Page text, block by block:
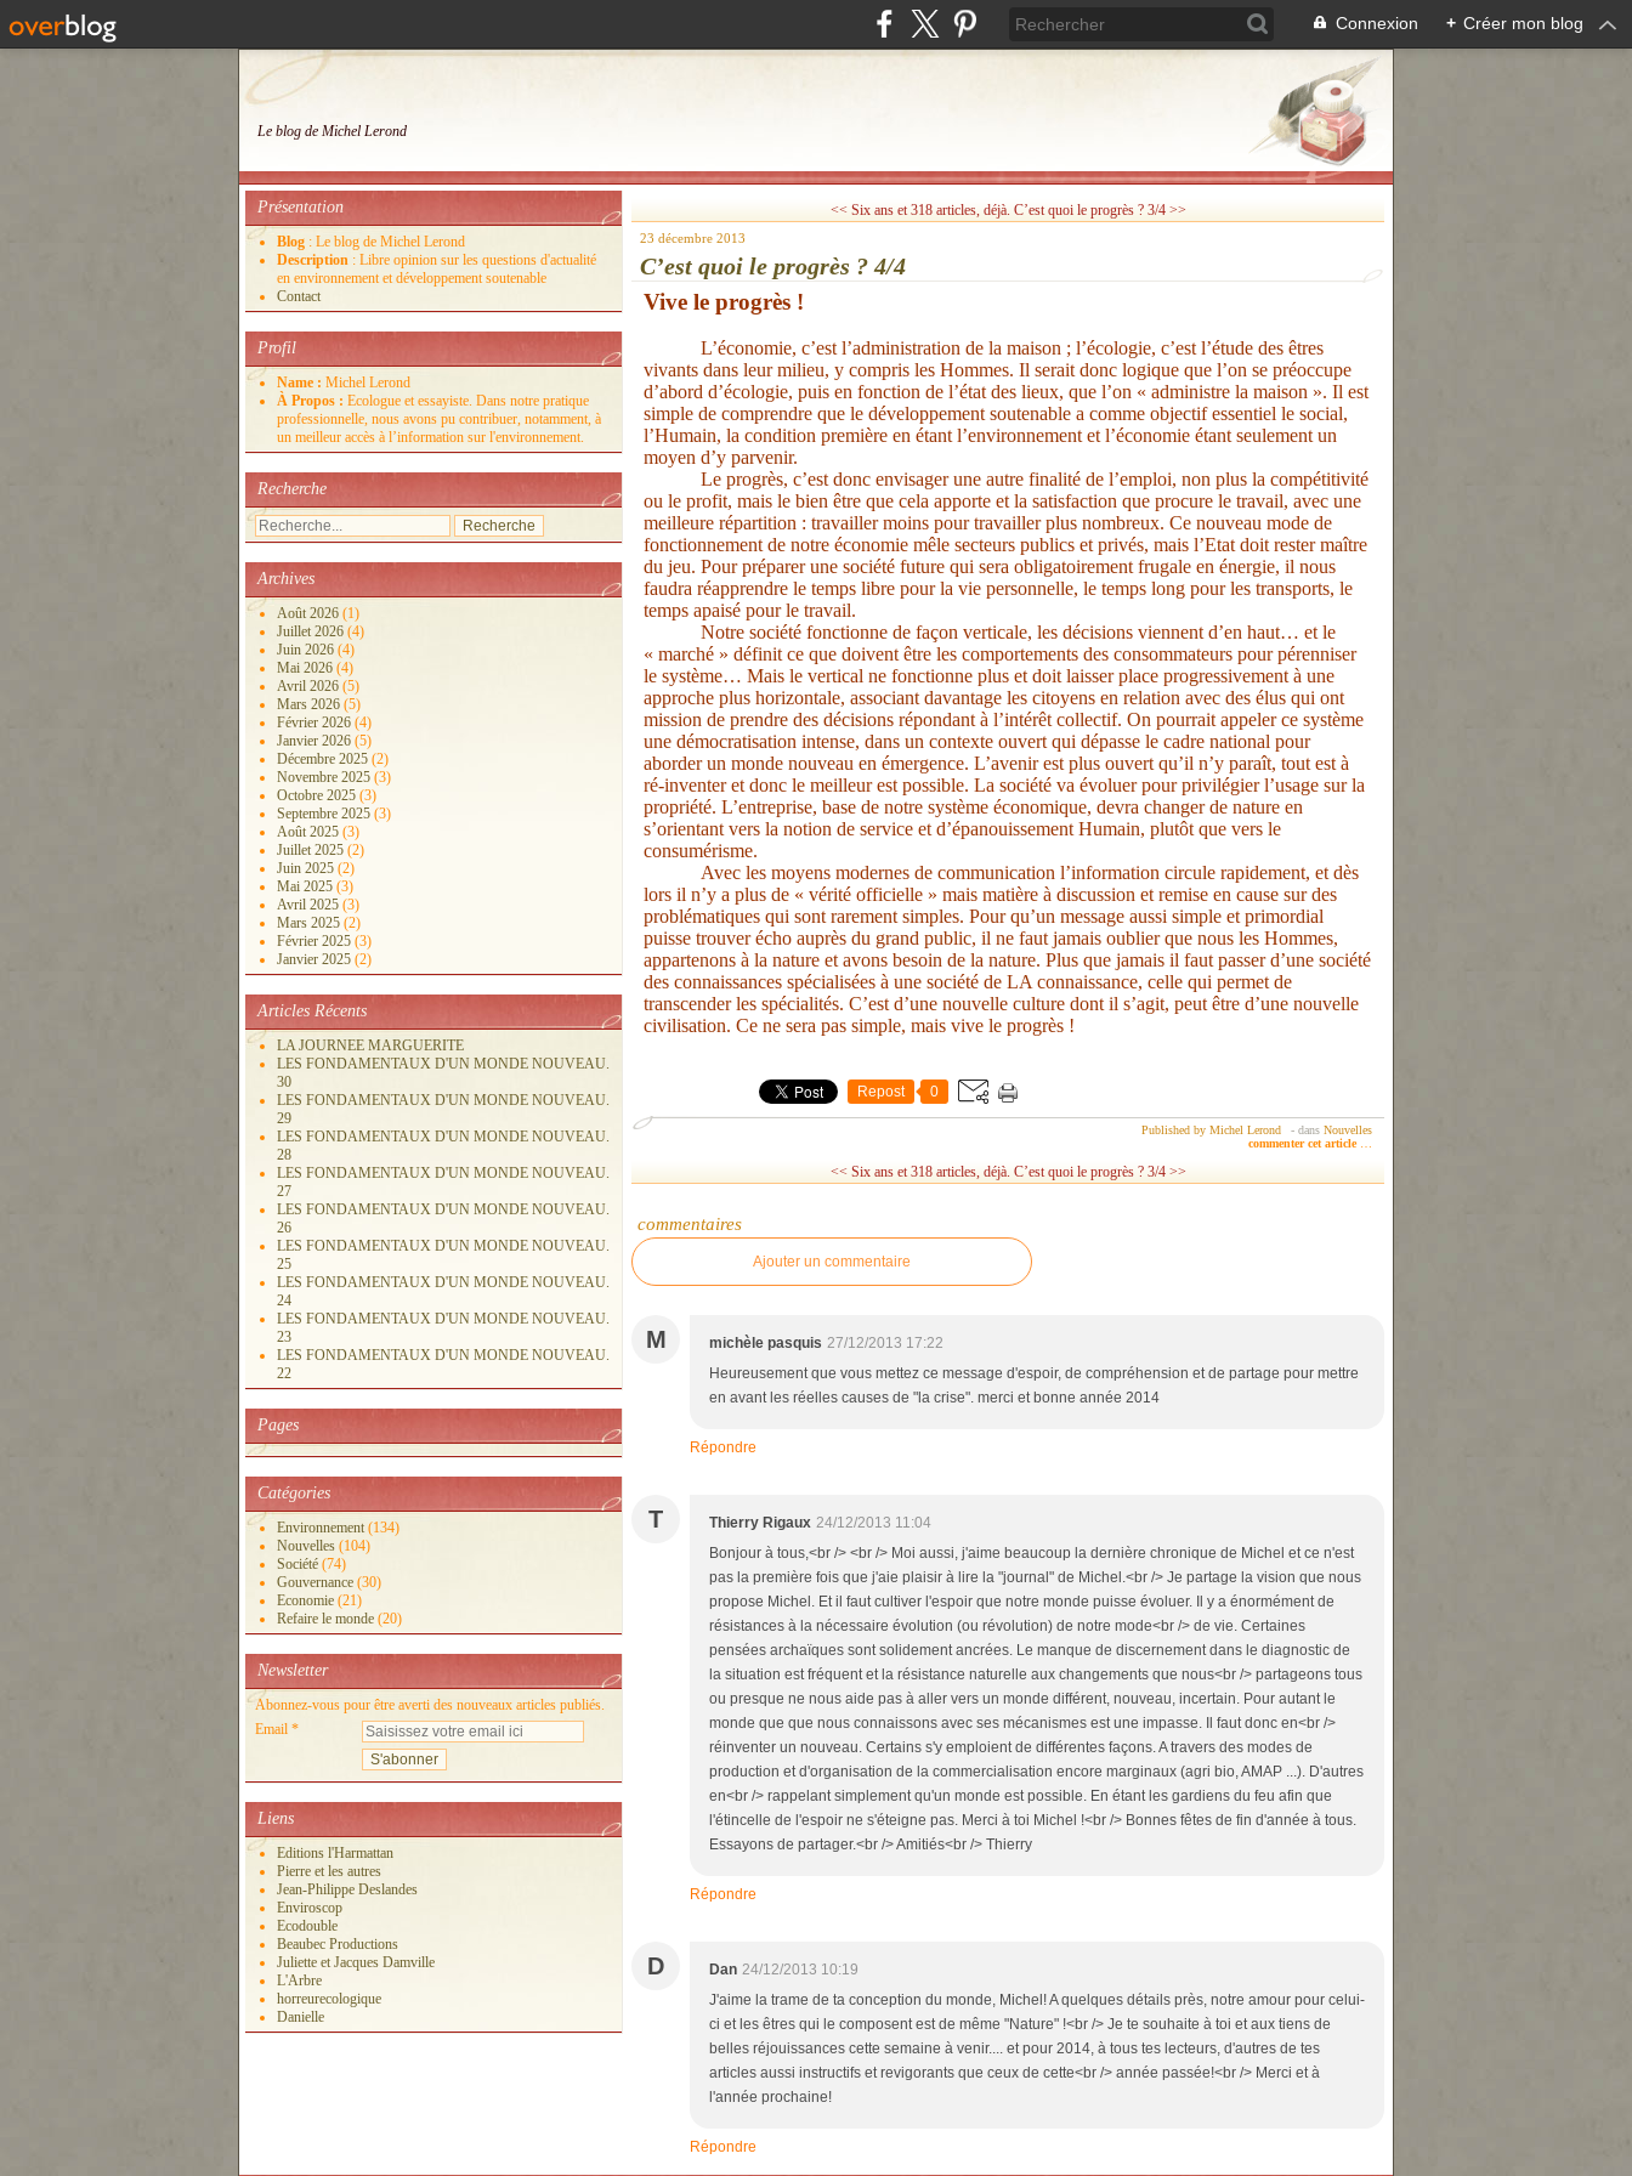
Connexion + Créer mon blog
Le blog de Michel Lerond
Présentation
Blog : Le blog de Michel Lerond
Description : Libre opinion sur les questions d'actualité
en environnement et développement soutenable
Contact
Profil
Name : Michel Lerond
À Propos : Ecologue et essayiste. Dans notre pratique
professionnelle, nous avons pu contribuer, notamment, à
un meilleur accès à l’information sur l'environnement.
Recherche
Archives
Août 2026 (1)
Juillet 2026 (4)
Juin 2026 (4)
Mai 2026 (4)
Avril 2026 (5)
Mars 2026 (5)
Février 2026 (4)
Janvier 2026 (5)
Décembre 2025 (2)
Novembre 2025 (3)
Octobre 2025 (3)
Septembre 2025 (3)
Août 2025 (3)
Juillet 2025 (2)
Juin 2025 (2)
Mai 2025 (3)
Avril 2025 (3)
Mars 2025 (2)
Février 2025 (3)
Janvier 2025 (2)
Articles Récents
LA JOURNEE MARGUERITE
LES FONDAMENTAUX D'UN MONDE NOUVEAU.
30
LES FONDAMENTAUX D'UN MONDE NOUVEAU.
29
LES FONDAMENTAUX D'UN MONDE NOUVEAU.
28
LES FONDAMENTAUX D'UN MONDE NOUVEAU.
27
LES FONDAMENTAUX D'UN MONDE NOUVEAU.
26
LES FONDAMENTAUX D'UN MONDE NOUVEAU.
25
LES FONDAMENTAUX D'UN MONDE NOUVEAU.
24
LES FONDAMENTAUX D'UN MONDE NOUVEAU.
23
LES FONDAMENTAUX D'UN MONDE NOUVEAU.
22
Pages
Catégories
Environnement (134)
Nouvelles (104)
Société (74)
Gouvernance (30)
Economie (21)
Refaire le monde (20)
Newsletter
Abonnez-vous pour être averti des nouveaux articles publiés.
Email
Liens
Editions l'Harmattan
Pierre et les autres
Jean-Philippe Deslandes
Enviroscop
Ecodouble
Beaubec Productions
Juliette et Jacques Damville
L'Arbre
horreurecologique
Danielle
<< Six ans et 318 articles, déjà. C’est quoi le progrès ? 3/4 >>
23 décembre 2013
C’est quoi le progrès ? 4/4
Vive le progrès !
L’économie, c’est l’administration de la maison ; l’écologie, c’est l’étude des êtres
vivants dans leur milieu, y compris les Hommes. Il serait donc logique que l’on se préoccupe
d’abord d’écologie, puis en fonction de l’état des lieux, que l’on « administre la maison ». Il est
simple de comprendre que le développement soutenable a comme objectif essentiel le social,
l’Humain, la condition première en étant l’environnement et l’économie étant seulement un
moyen d’y parvenir.
Le progrès, c’est donc envisager une autre finalité de l’emploi, non plus la compétitivité
ou le profit, mais le bien être que cela apporte et la satisfaction que procure le travail, avec une
meilleure répartition : travailler moins pour travailler plus nombreux. Ce nouveau mode de
fonctionnement de notre économie mêle secteurs publics et privés, mais l’Etat doit rester maître
du jeu. Pour préparer une société future qui sera obligatoirement frugale en énergie, il nous
faudra réapprendre le temps libre pour la vie personnelle, le temps long pour les transports, le
temps apaisé pour le travail.
Notre société fonctionne de façon verticale, les décisions viennent d’en haut… et le
« marché » définit ce que doivent être les comportements des consommateurs pour pérenniser
le système… Mais le vertical ne fonctionne plus et doit laisser place progressivement à une
approche plus horizontale, associant davantage les citoyens en relation avec des élus qui ont
mission de prendre des décisions répondant à l’intérêt collectif. On pourrait appeler ce système
une démocratisation intense, dans un contexte ouvert qui dépasse le cadre national pour
aborder un monde nouveau en émergence. L’avenir est plus ouvert qu’il n’y paraît, tout est à
ré-inventer et donc le meilleur est possible. La société va évoluer pour privilégier l’usage sur la
propriété. L’entreprise, base de notre système économique, devra changer de nature en
s’orientant vers la notion de service et d’épanouissement Humain, plutôt que vers le
consumérisme.
Avec les moyens modernes de communication l’information circule rapidement, et dès
lors il n’y a plus de « vérité officielle » mais matière à discussion et remise en cause sur des
problématiques qui sont rarement simples. Pour qu’un message aussi simple et primordial
puisse trouver écho auprès du grand public, il ne faut jamais oublier que nous les Hommes,
appartenons à la nature et avons besoin de la nature. Plus que jamais il faut passer d’une société
des connaissances spécialisées à une société de LA connaissance, celle qui permet de
transcender les spécialités. C’est d’une nouvelle culture dont il s’agit, peut être d’une nouvelle
civilisation. Ce ne sera pas simple, mais vive le progrès !
Repost 0
Published by Michel Lerond - dans Nouvelles
commenter cet article
<< Six ans et 318 articles, déjà. C’est quoi le progrès ? 3/4 >>
commentaires
Ajouter un commentaire
M michèle pasquis 27/12/2013 17:22
Heureusement que vous mettez ce message d'espoir, de compréhension et de partage pour mettre
en avant les réelles causes de "la crise". merci et bonne année 2014
Répondre
T Thierry Rigaux 24/12/2013 11:04
Bonjour à tous,<br /> <br /> Moi aussi, j'aime beaucoup la dernière chronique de Michel et ce n'est
pas la première fois que j'aie plaisir à lire la "journal" de Michel.<br /> Je partage la vision que nous
propose Michel. Et il faut cultiver l'espoir que notre monde puisse évoluer. Il y a énormément de
résistances à la nécessaire évolution (ou révolution) de notre mode<br /> de vie. Certaines
pensées archaïques sont solidement ancrées. Le manque de discernement dans le diagnostic de
la situation est fréquent et la résistance naturelle aux changements que nous<br /> partageons tous
ou presque ne nous aide pas à aller vers un monde différent, nouveau, incertain. Pour autant le
monde que que nous connaissons avec ses mécanismes est une impasse. Il faut donc en<br />
réinventer un nouveau. Certains s'y emploient de différentes façons. A travers des modes de
production et d'organisation de la commercialisation encore marginaux (agri bio, AMAP ...). D'autres
en<br /> rappelant simplement qu'un monde est possible. En étant les gardiens du feu afin que
l'étincelle de l'espoir ne s'éteigne pas. Merci à toi Michel !<br /> Bonnes fêtes de fin d'année à tous.
Essayons de partager.<br /> Amitiés<br /> Thierry
Répondre
D Dan 24/12/2013 10:19
J'aime la trame de ta conception du monde, Michel! A quelques détails près, notre amour pour celui-
ci et les êtres qui le composent est de même "Nature" !<br /> Je te souhaite à toi et aux tiens de
belles réjouissances cette semaine à venir.... et pour 2014, à tous tes lecteurs, d'autres de tes
articles aussi instructifs et revigorants que ceux de cette<br /> année passée!<br /> Merci et à
l'année prochaine!
Répondre